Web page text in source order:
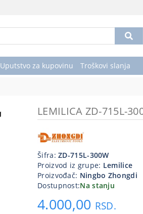
Uputstvo za kupovinu Troškovi slanja
LEMILICA ZD-715L-
Šifra:ZD-715L-300W
Proizvod iz grupe: Lemilice
Proizvođač: Ningbo Zhongdi
Dostupnost:Na stanju
4.000,00 RSD.